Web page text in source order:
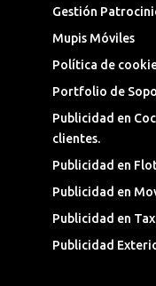
Gestión
Mupis Móviles
Política de
Portfolio de
Publicidad en
clientes.
Publicidad en
Publicidad en
Publicidad en
Publicidad